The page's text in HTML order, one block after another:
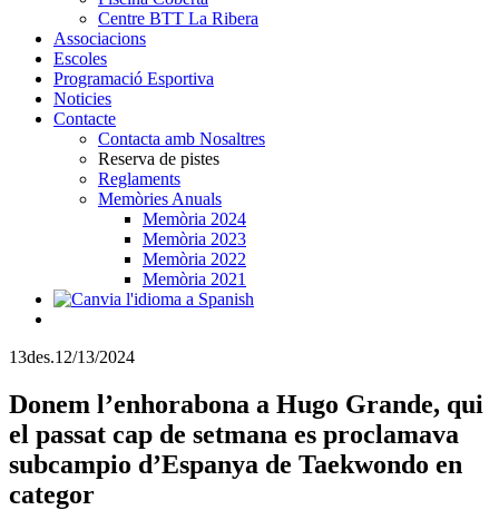
Centre BTT La Ribera
Associacions
Escoles
Programació Esportiva
Noticies
Contacte
Contacta amb Nosaltres
Reserva de pistes
Reglaments
Memòries Anuals
Memòria 2024
Memòria 2023
Memòria 2022
Memòria 2021
13des.12/13/2024
Donem l’enhorabona a Hugo Grande, qui
el passat cap de setmana es proclamava
subcampio d’Espanya de Taekwondo en
categor